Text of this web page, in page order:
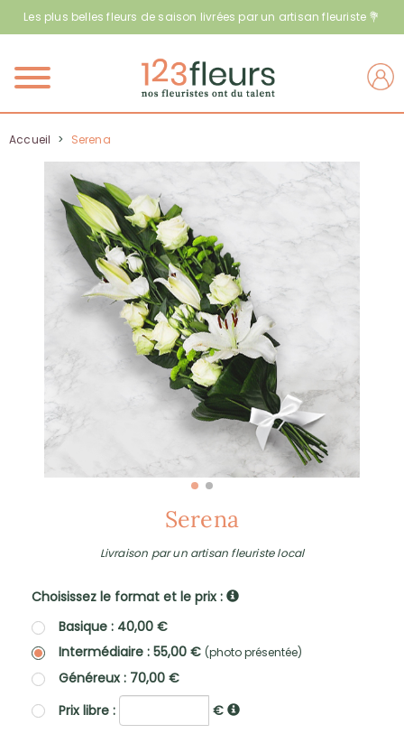
Les plus belles fleurs de saison livrées par un artisan fleuriste 💐
Menu
Accueil > Serena
Serena
Livraison par un artisan fleuriste local
Choisissez le format et le prix :
Basique : 40,00 €
Intermédiaire : 55,00 € (photo présentée)
Généreux : 70,00 €
Prix libre :
€